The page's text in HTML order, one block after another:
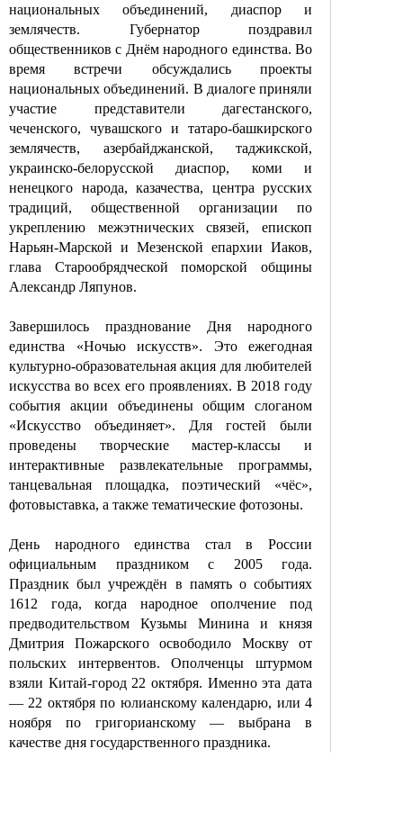
национальных объединений, диаспор и
землячеств. Губернатор поздравил
общественников с Днём народного единства. Во
время встречи обсуждались проекты
национальных объединений. В диалоге приняли
участие представители дагестанского,
чеченского, чувашского и татаро-башкирского
землячеств, азербайджанской, таджикской,
украинско-белорусской диаспор, коми и
ненецкого народа, казачества, центра русских
традиций, общественной организации по
укреплению межэтнических связей, епископ
Нарьян-Марской и Мезенской епархии Иаков,
глава Старообрядческой поморской общины
Александр Ляпунов.
Завершилось празднование Дня народного
единства «Ночью искусств». Это ежегодная
культурно-образовательная акция для любителей
искусства во всех его проявлениях. В 2018 году
события акции объединены общим слоганом
«Искусство объединяет». Для гостей были
проведены творческие мастер-классы и
интерактивные развлекательные программы,
танцевальная площадка, поэтический «чёс»,
фотовыставка, а также тематические фотозоны.
День народного единства стал в России
официальным праздником с 2005 года.
Праздник был учреждён в память о событиях
1612 года, когда народное ополчение под
предводительством Кузьмы Минина и князя
Дмитрия Пожарского освободило Москву от
польских интервентов. Ополченцы штурмом
взяли Китай-город 22 октября. Именно эта дата
— 22 октября по юлианскому календарю, или 4
ноября по григорианскому — выбрана в
качестве дня государственного праздника.